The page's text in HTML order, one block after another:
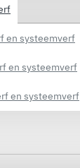
en systeemverf
en systeemverf
en systeemverf